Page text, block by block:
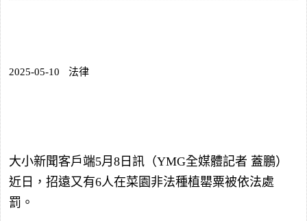
2025-05-10 法律
大小新聞客戶端5月8日訊（YMG全媒體記者 蓋鵬）
近日，招遠又有6人在菜園非法種植罌粟被依法處
罰。